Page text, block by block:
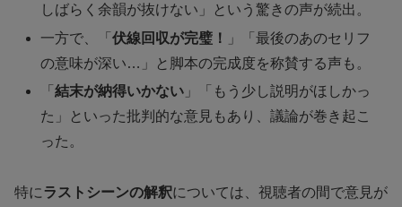
しばらく余韻が抜けない」という驚きの声が続出。
一方で、「伏線回収が完璧！
」「最後のあのセリフ
の意味が深い…」と脚本の完成度を称賛する声も。
「結末が納得いかない 」「もう少し説明がほしかっ
た」といった批判的な意見もあり、議論が巻き起こ
った。
特にラストシーンの解釈については、視聴者の間で意見が